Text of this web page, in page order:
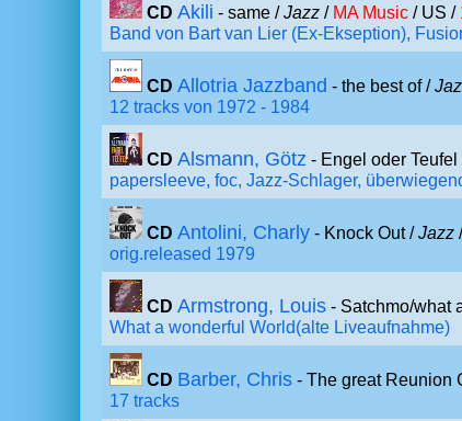
CD Akili - same /Jazz / MA Music / US /
Band von Bart van Lier (Ex-Ekseption),
CD Allotria Jazzband - the best of /
12 tracks von 1972 - 1984
CD Alsmann, Götz - Engel oder Teufel
papersleeve, foc, Jazz-Schlager,
CD Antolini, Charly - Knock Out /Jazz
orig.released 1979
CD Armstrong, Louis - Satchmo/what
What a wonderful World(alte Liveaufnahme)
CD Barber, Chris - The great Reunion
17 tracks